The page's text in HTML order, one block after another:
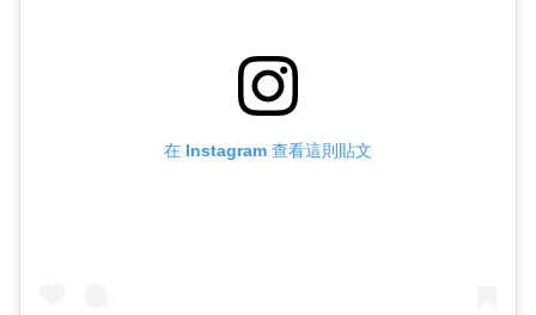
在 Instagram 查看這則貼文